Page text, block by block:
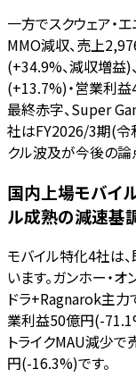
一方でスクウェア・
MMO減収、売上
(+34.9%、減収増益
(+13.7%)・営業利
最終赤字、Super
社はFY2026/3期(令
クル波及が今後の論
国内上場モバイ
ル成熟の減速基
モバイル特化4社は
います。ガンホー・
ドラ+Ragnarok主
業利益50億円(-
トライクMAU減少
円(-16.3%)です。